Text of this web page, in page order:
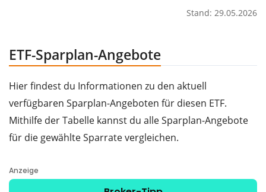
Stand: 29.05.2026
ETF-Sparplan-Angebote
Hier findest du Informationen zu den aktuell
verfügbaren Sparplan-Angeboten für diesen ETF.
Mithilfe der Tabelle kannst du alle Sparplan-Angebote
für die gewählte Sparrate vergleichen.